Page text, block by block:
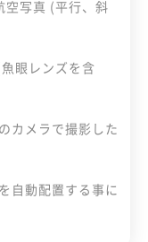
空写真 (平行、斜
眼レンズを含
カメラで撮影した
自動配置する事に